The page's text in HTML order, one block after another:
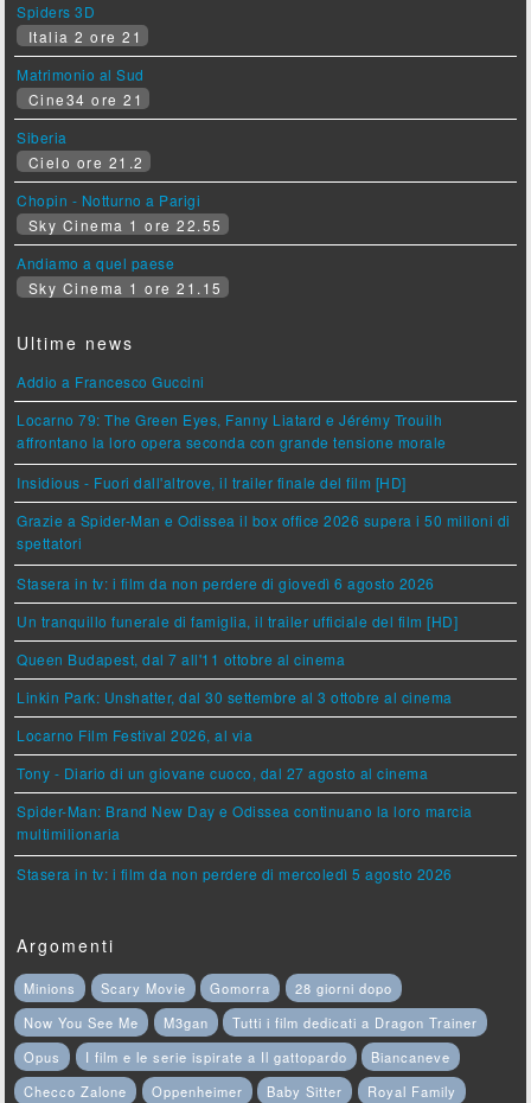
Spiders 3D
Italia 2 ore 21
Matrimonio al Sud
Cine34 ore 21
Siberia
Cielo ore 21.2
Chopin - Notturno a Parigi
Sky Cinema 1 ore 22.55
Andiamo a quel paese
Sky Cinema 1 ore 21.15
Ultime news
Addio a Francesco Guccini
Locarno 79: The Green Eyes, Fanny Liatard e Jérémy Trouilh
affrontano la loro opera seconda con grande tensione morale
Insidious - Fuori dall'altrove, il trailer finale del film [HD]
Grazie a Spider-Man e Odissea il box office 2026 supera i 50 milioni di
spettatori
Stasera in tv: i film da non perdere di giovedì 6 agosto 2026
Un tranquillo funerale di famiglia, il trailer ufficiale del film [HD]
Queen Budapest, dal 7 all'11 ottobre al cinema
Linkin Park: Unshatter, dal 30 settembre al 3 ottobre al cinema
Locarno Film Festival 2026, al via
Tony - Diario di un giovane cuoco, dal 27 agosto al cinema
Spider-Man: Brand New Day e Odissea continuano la loro marcia
multimilionaria
Stasera in tv: i film da non perdere di mercoledì 5 agosto 2026
Argomenti
Minions Scary Movie Gomorra
28 giorni dopo
Now You See Me
M3gan
Tutti i film dedicati a Dragon Trainer
Opus
I film e le serie ispirate a Il gattopardo
Biancaneve
Checco Zalone
Oppenheimer Baby Sitter
Royal Family